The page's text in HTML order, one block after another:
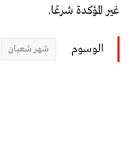
غير المؤكدة شرعًا.
الوسوم شهر شعبان